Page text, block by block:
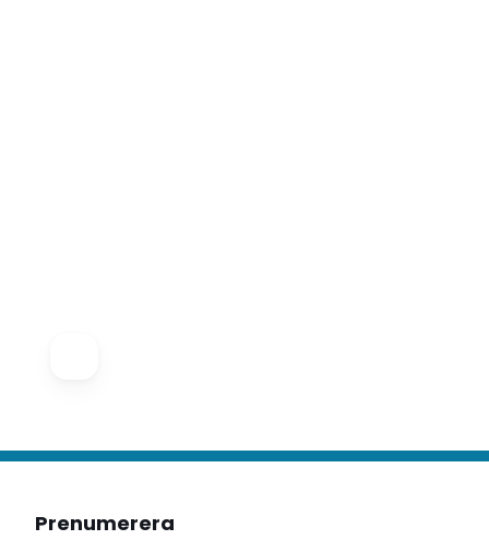
Prenumerera